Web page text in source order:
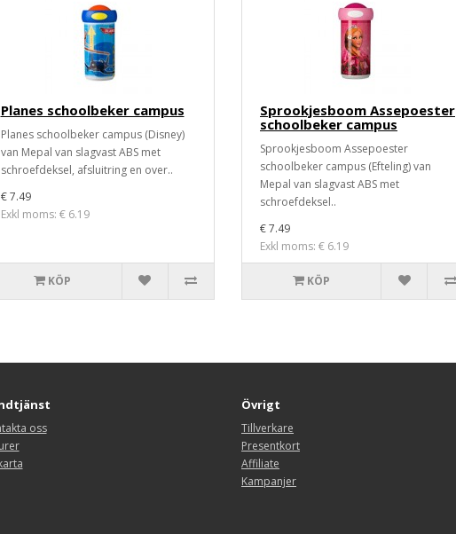
Planes schoolbeker campus
Planes schoolbeker campus (Disney)
van Mepal van slagvast ABS met
schroefdeksel, afsluitring en over..
€ 7.49
Exkl moms: € 6.19
KÖP
Sprookjesboom Assepoester
schoolbeker campus
Sprookjesboom Assepoester
schoolbeker campus (Efteling) van
Mepal van slagvast ABS met
schroefdeksel..
€ 7.49
Exkl moms: € 6.19
KÖP
oss
Övrigt
Tillverkare
Presentkort
Affiliate
Kampanjer